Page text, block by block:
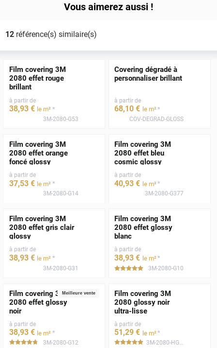
Vous aimerez aussi !
12référence(s) similaire(s)
Film covering 3M
2080 effet rouge
brillant
à partir de
38,93 € le m² *
3M-2080-G53
Covering dégradé à
personnaliser brillant
à partir de
68,10 € le m²*
COV-DEGRAD-GLOSS
Film covering 3M
2080 effet orange
foncé glossy
à partir de
37,53 € le m² *
3M-2080-G14
Film covering 3M
2080 effet bleu
cosmic glossy
à partir de
40,93 € le m²*
3M-2080-G377
Film covering 3M
2080 effet gris clair
glossy
à partir de
38,93 € le m² *
3M-2080-G31
Film covering 3M
2080 effet glossy
blanc
à partir de
38,93 € le m²*
*****
3M-2080-G10
Meilleure vente
Film covering 3M
2080 effet glossy
noir
à partir de
38,93 € le m² *
*****3M-2080-G12
Film covering 3M
2080 glossy noir
ultra-lisse
à partir de
51 ,29 € le m²*
***** 3M-2080-HG12